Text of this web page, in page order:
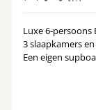
Luxe 6-persoons
3 slaapkamers
Een eigen